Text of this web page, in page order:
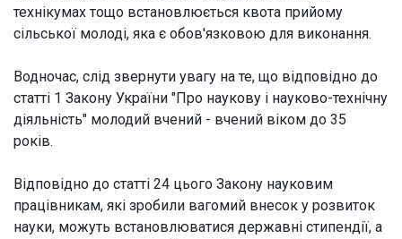
технікумах тощо встановлюється квота прийому
сільської молоді, яка є обов'язковою для виконання.
Водночас, слід звернути увагу на те, що відповідно до
статті 1 Закону України "Про наукову і науково-технічну
діяльність" молодий вчений - вчений віком до 35
років.
Відповідно до статті 24 цього Закону науковим
працівникам, які зробили вагомий внесок у розвиток
науки, можуть встановлюватися державні стипендії, а